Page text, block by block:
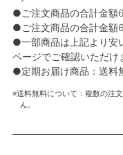
●ご注文商品の合計金額
●ご注文商品の合計金額
●一部商品は上記より安
ページでご確認いただけ
●定期お届け商品：送料
送料無料について：複数の注
ん。